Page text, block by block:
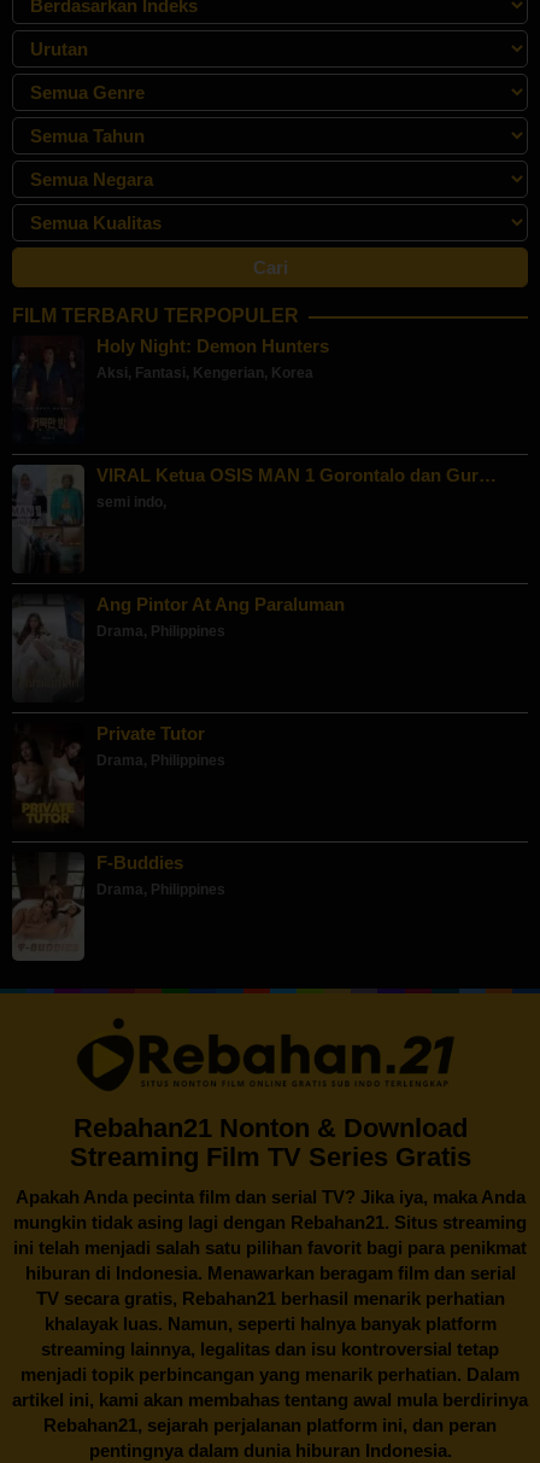
FILM TERBARU TERPOPULER
Holy Night: Demon Hunters
Aksi , Fantasi , Kengerian, Korea
VIRAL Ketua OSIS MAN 1 Gorontalo dan Gur…
semi indo,
Ang Pintor At Ang Paraluman
Drama, Philippines
Private Tutor
Drama, Philippines
F-Buddies
Drama, Philippines
Rebahan21 Nonton & Download
Streaming Film TV Series Gratis
Apakah Anda pecinta film dan serial TV? Jika iya, maka Anda
mungkin tidak asing lagi dengan Rebahan21. Situs streaming
ini telah menjadi salah satu pilihan favorit bagi para penikmat
hiburan di Indonesia. Menawarkan beragam film dan serial
TV secara gratis, Rebahan21berhasil menarik perhatian
khalayak luas. Namun, seperti halnya banyak platform
streaming lainnya, legalitas dan isu kontroversial tetap
menjadi topik perbincangan yang menarik perhatian. Dalam
artikel ini, kami akan membahas tentang awal mula berdirinya
Rebahan21, sejarah perjalanan platform ini, dan peran
pentingnya dalam dunia hiburan Indonesia.